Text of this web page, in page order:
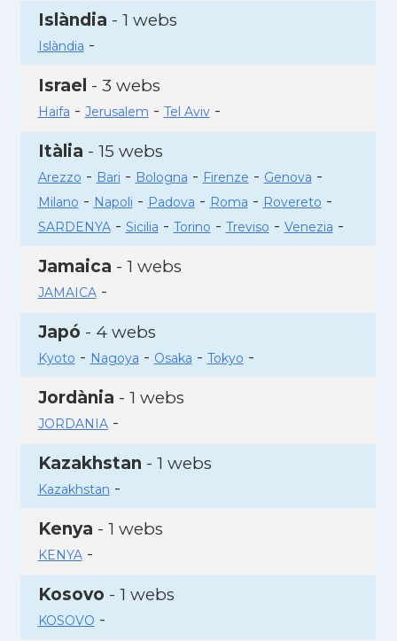
Islàndia - 1 webs
Islàndia -
Israel - 3 webs
Haifa - Jerusalem - Tel Aviv-
Itàlia - 15 webs
Arezzo - Bari - Bologna - Firenze - Genova -
Milano - Napoli - Padova - Roma - Rovereto -
SARDENYA- Sicilia - Torino - Treviso - Venezia -
Jamaica - 1 webs
JAMAICA-
Japó - 4 webs
Kyoto - Nagoya - Osaka - Tokyo -
Jordània - 1 webs
JORDANIA-
Kazakhstan - 1 webs
Kazakhstan -
Kenya - 1 webs
KENYA-
Kosovo - 1 webs
KOSOVO -